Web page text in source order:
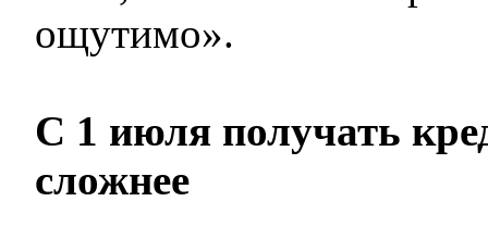
ощутимо».
С 1 июля получать
сложнее